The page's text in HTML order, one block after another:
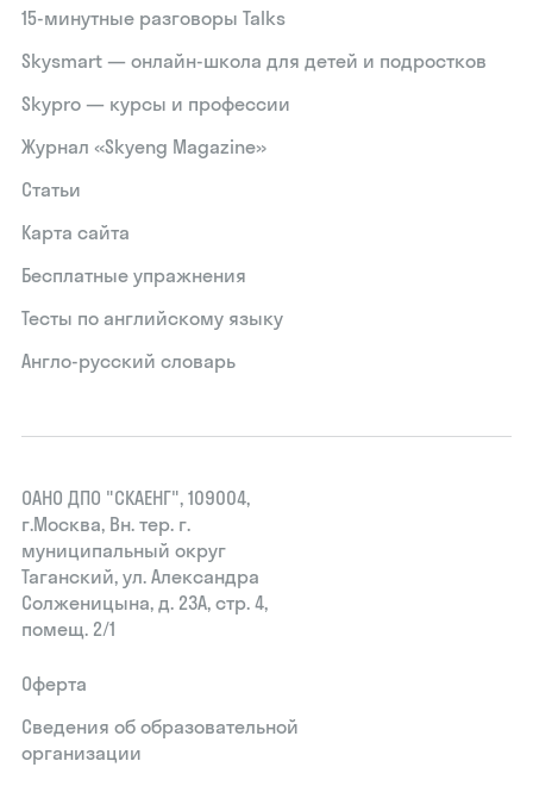
15‑минутные разговоры Talks
Skysmart — онлайн-школа для детей и подростков
Skypro — курсы и профессии
Журнал «Skyeng Magazine»
Статьи
Карта сайта
Бесплатные упражнения
Тесты по английскому языку
Англо-русский словарь
ОАНО ДПО "СКАЕНГ", 109004,
г.Москва, Вн. тер. г.
муниципальный округ
Таганский, ул. Александра
Солженицына, д. 23А, стр. 4,
помещ. 2/1
Оферта
Сведения об образовательной
организации